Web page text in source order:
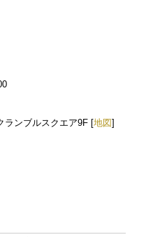
ランブルスクエア9F [地図]